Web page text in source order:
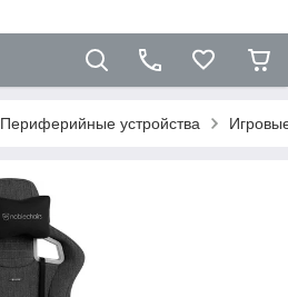
Периферийные устройства